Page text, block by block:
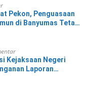
Pekon, Penguasaan
di Banyumas Tetap
Kejaksaan Negeri
Laporan